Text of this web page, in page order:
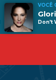
VOCÊ
Don't